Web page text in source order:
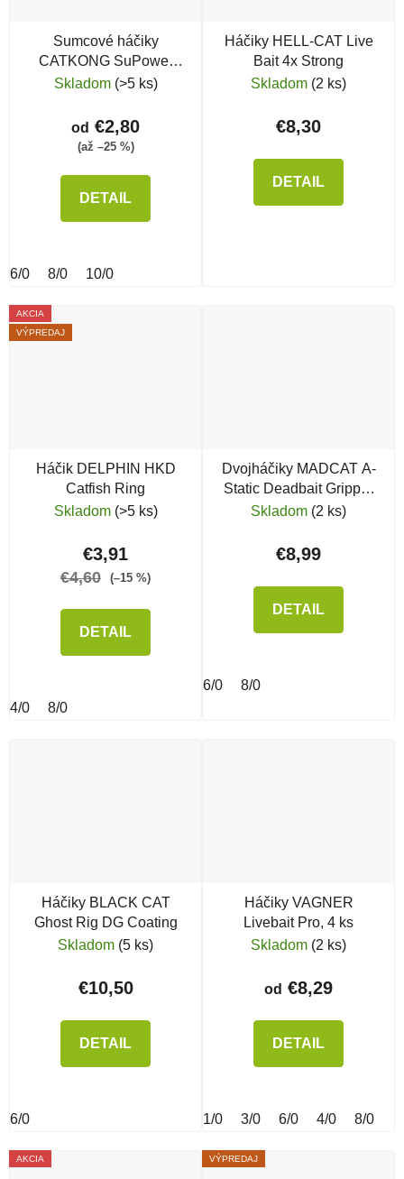
Sumcové háčiky
CATKONG SuPower
Bend-O
Skladom (>5 ks)
od €2,80
(až –25 %)
DETAIL
6/0 8/0 10/0
Háčiky HELL-CAT Live
Bait 4x Strong
Skladom (2 ks)
€8,30
DETAIL
AKCIA
VÝPREDAJ
Háčik DELPHIN HKD
Catfish Ring
Skladom (>5 ks)
€3,91
€4,60 (–15 %)
DETAIL
4/0 8/0
Dvojháčiky MADCAT A-
Static Deadbait Gripper
Hooks
Skladom (2 ks)
€8,99
DETAIL
6/0 8/0
Háčiky BLACK CAT
Ghost Rig DG Coating
Skladom (5 ks)
€10,50
DETAIL
6/0
Háčiky VAGNER
Livebait Pro, 4 ks
Skladom (2 ks)
od €8,29
DETAIL
1/0 3/0 6/0 4/0 8/0
AKCIA VÝPREDAJ